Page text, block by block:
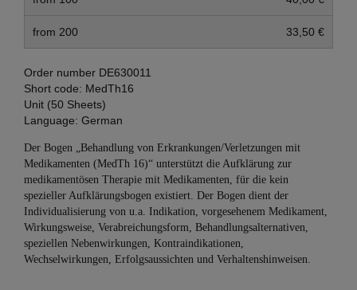
from 200 33,50 €
Order number DE630011
Short code: MedTh16
Unit (50 Sheets)
Language: German
Der Bogen „Behandlung von Erkrankungen/Verletzungen mit
Medikamenten (MedTh 16)“ unterstützt die Aufklärung zur
medikamentösen Therapie mit Medikamenten, für die kein
spezieller Aufklärungsbogen existiert. Der Bogen dient der
Individualisierung von u.a. Indikation, vorgesehenem Medikament,
Wirkungsweise, Verabreichungsform, Behandlungsalternativen,
speziellen Nebenwirkungen, Kontraindikationen,
Wechselwirkungen, Erfolgsaussichten und Verhaltenshinweisen.